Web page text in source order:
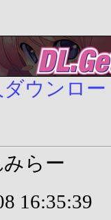
ダウンロー
らー
16:35:39